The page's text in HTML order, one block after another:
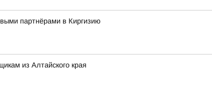
партнёрами в Киргизию
из Алтайского края